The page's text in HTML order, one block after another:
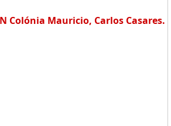
Colónia Mauricio, Carlos Casares.